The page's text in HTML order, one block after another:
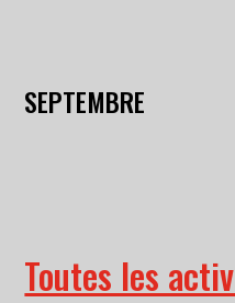
SEPTEMBRE
Toutes les